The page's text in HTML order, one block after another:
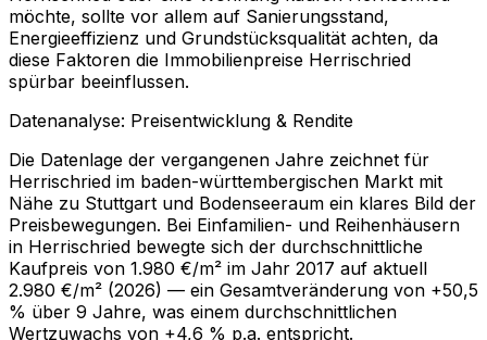
möchte, sollte vor allem auf Sanierungsstand,
Energieeffizienz und Grundstücksqualität achten, da
diese Faktoren die Immobilienpreise Herrischried
spürbar beeinflussen.
Datenanalyse: Preisentwicklung & Rendite
Die Datenlage der vergangenen Jahre zeichnet für
Herrischried im baden-württembergischen Markt mit
Nähe zu Stuttgart und Bodenseeraum ein klares Bild der
Preisbewegungen. Bei Einfamilien- und Reihenhäusern
in Herrischried bewegte sich der durchschnittliche
Kaufpreis von 1.980 €/m² im Jahr 2017 auf aktuell
2.980 €/m² (2026) — ein Gesamtveränderung von +50,5
% über 9 Jahre, was einem durchschnittlichen
Wertzuwachs von +4,6 % p.a. entspricht.